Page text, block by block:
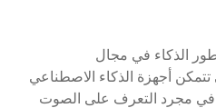
الذكاء في مجال
تتمكن أجهزة الذكاء الاصطناعي
في مجرد التعرف على الصوت